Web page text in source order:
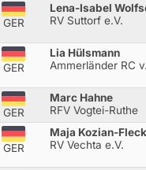
GER
Lena-Isabel
RV Suttorf e.V.
GER
Lia Hülsmann
Ammerländer RC
GER
Marc Hahne
RFV Vogtei-Ruthe
GER
Maja Kozian-Fleck
RV Vechta e.V.